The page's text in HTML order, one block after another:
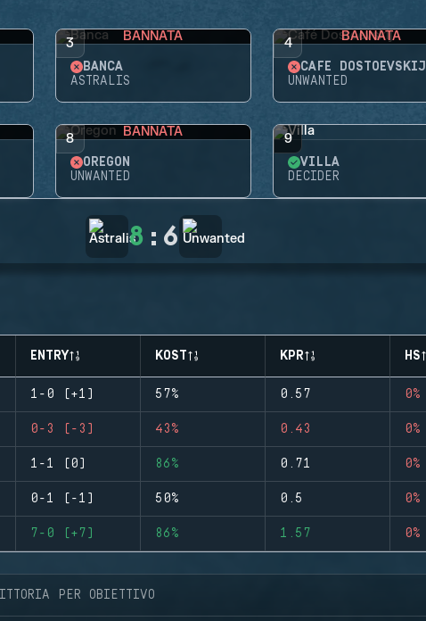
3 BANNATA
BANCA
ASTRALIS
4 BANNATA
CAFÉ DOSTOEVSKIJ
UNWANTED
8 BANNATA
OREGON
UNWANTED
9
VILLA
DECIDER
8 : 6
ENTRY KOST KPR HS
1-0 (+1) 57% 0.57 0%
0-3 (-3) 43% 0.43 0%
1-1 (0) 86% 0.71 0%
0-1 (-1) 50% 0.5 0%
7-0 (+7) 86% 1.57 0%
PER OBIETTIVO